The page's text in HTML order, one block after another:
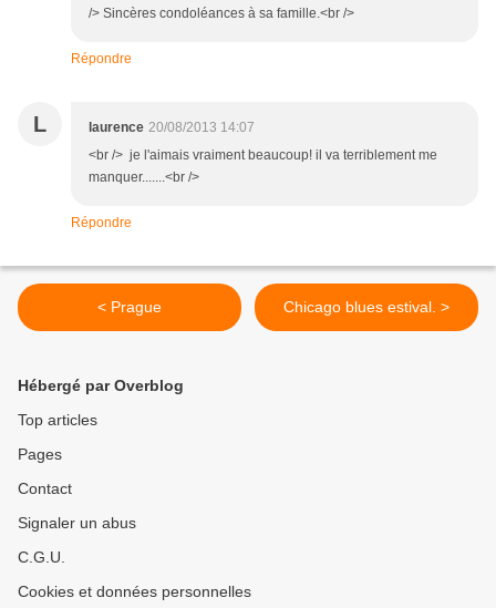
/> Sincères condoléances à sa famille.<br />
Répondre
L laurence 20/08/2013 14:07
<br /> je l'aimais vraiment beaucoup! il va terriblement me
manquer.......<br />
Répondre
< Prague Chicago blues estival. >
Hébergé par Overblog
Top articles
Pages
Contact
Signaler un abus
C.G.U.
Cookies et données personnelles